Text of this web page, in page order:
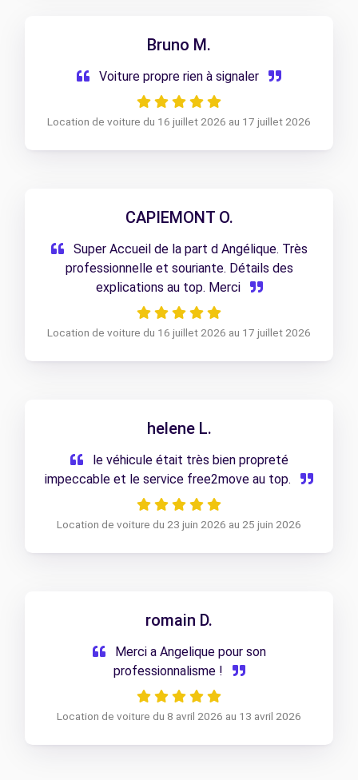
Bruno M.
Voiture propre rien à signaler
Location de voiture du 16 juillet 2026 au 17 juillet 2026
CAPIEMONT O.
Super Accueil de la part d Angélique. Très
professionnelle et souriante. Détails des
explications au top. Merci
Location de voiture du 16 juillet 2026 au 17 juillet 2026
helene L.
le véhicule était très bien propreté
impeccable et le service free2move au top.
Location de voiture du 23 juin 2026 au 25 juin 2026
romain D.
Merci a Angelique pour son
professionnalisme !
Location de voiture du 8 avril 2026 au 13 avril 2026